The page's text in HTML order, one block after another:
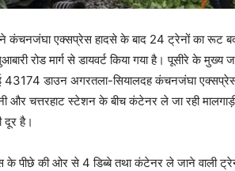
ने कंचनजंघा एक्सप्रेस हादसे के बाद 24 ट्रेनों का रूट
रोड मार्ग से डायवर्ट किया गया है। पूसीरे के मुख्य
43174 डाउन अगरतला-सियालदह कंचनजंघा
और चत्तरहाट स्टेशन के बीच कंटेनर ले जा रही
दूर है।
के पीछे की ओर से 4 डिब्बे तथा कंटेनर ले जाने वाली